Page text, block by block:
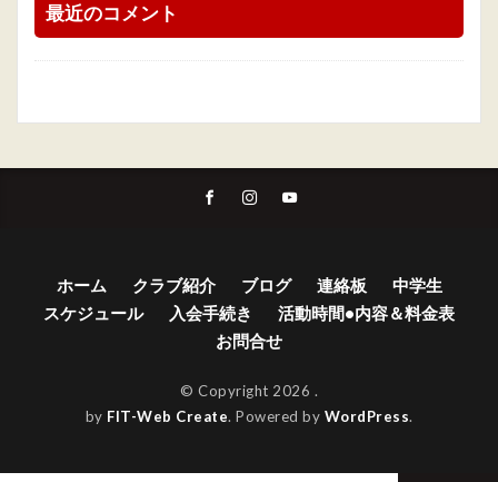
最近のコメント
ホーム クラブ紹介 ブログ 連絡板
中学生
スケジュール
入会手続き
活動時間•内容＆料金表
お問合せ
© Copyright 2026 .
by FIT-Web Create. Powered by WordPress.